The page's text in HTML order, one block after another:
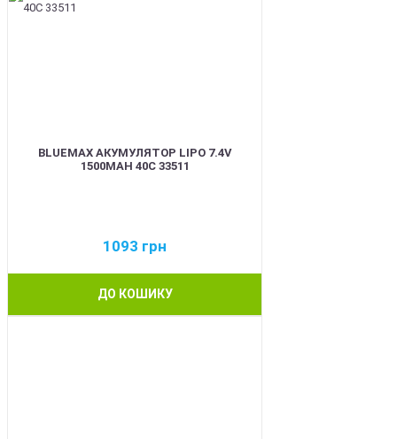
BLUEMAX АКУМУЛЯТОР LIPO 7.4V
1500MAH 40C 33511
1093 грн
ДО КОШИКУ